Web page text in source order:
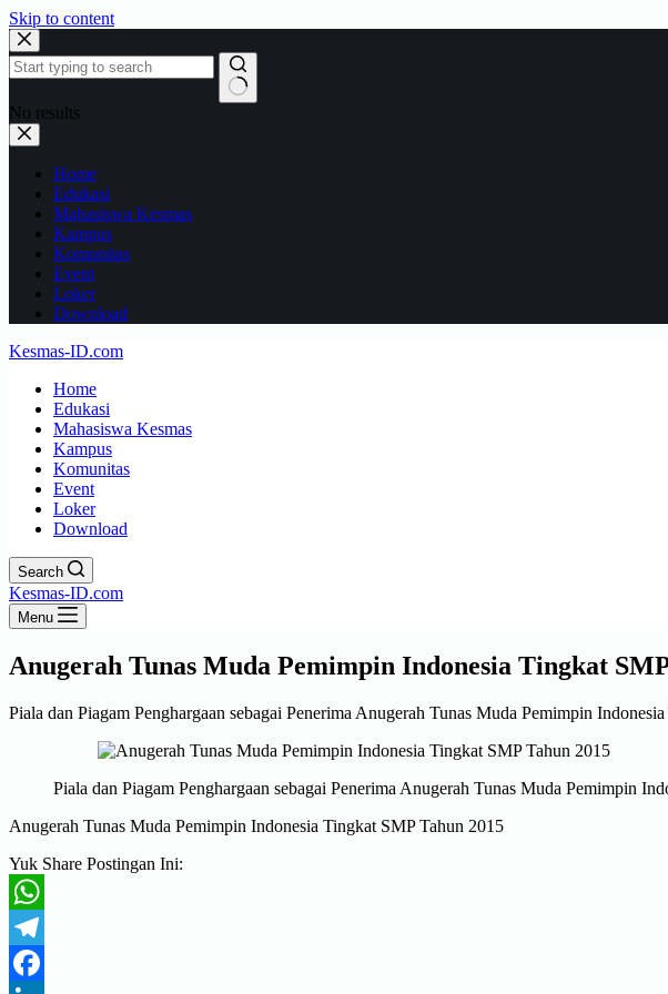
Skip to content
No results
Home
Edukasi
Mahasiswa Kesmas
Kampus
Komunitas
Event
Loker
Download
Kesmas-ID.com
Home
Edukasi
Mahasiswa Kesmas
Kampus
Komunitas
Event
Loker
Download
Search
Kesmas-ID.com
Menu
Anugerah Tunas Muda Pemimpin Indonesia Tingkat
Piala dan Piagam Penghargaan sebagai Penerima Anugerah Tunas Muda Pemimpin
Piala dan Piagam Penghargaan sebagai Penerima Anugerah Tunas Muda Pemimpin
Anugerah Tunas Muda Pemimpin Indonesia Tingkat SMP Tahun 2015
Yuk Share Postingan Ini:
WhatsApp
Telegram